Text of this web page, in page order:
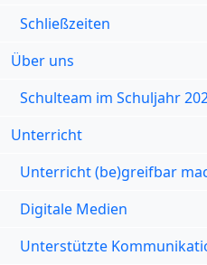
Schließzeiten
Über uns
Schulteam im Schuljahr
Unterricht
Unterricht (be)greifbar
Digitale Medien
Unterstützte